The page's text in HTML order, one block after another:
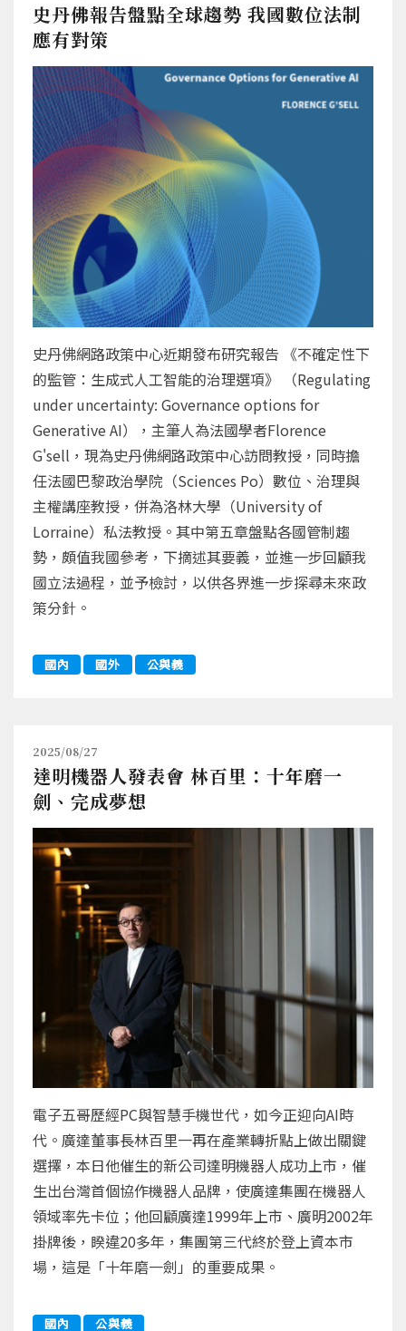
史丹佛報告盤點全球趨勢 我國數位法制
應有對策
史丹佛網路政策中心近期發布研究報告 《不確定性下
的監管：生成式人工智能的治理選項》 （Regulating
under uncertainty: Governance options for
Generative AI），主筆人為法國學者Florence
G'sell，現為史丹佛網路政策中心訪問教授，同時擔
任法國巴黎政治學院（Sciences Po）數位、治理與
主權講座教授，併為洛林大學（University of
Lorraine）私法教授。其中第五章盤點各國管制趨
勢，頗值我國參考，下摘述其要義，並進一步回顧我
國立法過程，並予檢討，以供各界進一步探尋未來政
策分針。
國內 國外 公與義
2025/08/27
達明機器人發表會 林百里：十年磨一
劍、完成夢想
電子五哥歷經PC與智慧手機世代，如今正迎向AI時
代。廣達董事長林百里一再在產業轉折點上做出關鍵
選擇，本日他催生的新公司達明機器人成功上市，催
生出台灣首個協作機器人品牌，使廣達集團在機器人
領域率先卡位；他回顧廣達1999年上市、廣明2002年
掛牌後，睽違20多年，集團第三代終於登上資本市
場，這是「十年磨一劍」的重要成果。
國內 公與義